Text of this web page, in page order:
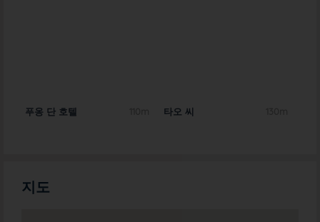
푸옹 단 호텔 타오 씨
지도